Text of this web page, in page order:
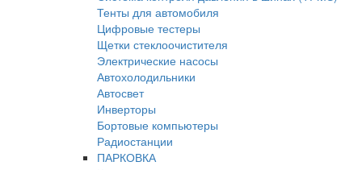
Тенты для автомобиля
Цифровые тестеры
Щетки стеклоочистителя
Электрические насосы
Автохолодильники
Автосвет
Инверторы
Бортовые компьютеры
Радиостанции
ПАРКОВКА